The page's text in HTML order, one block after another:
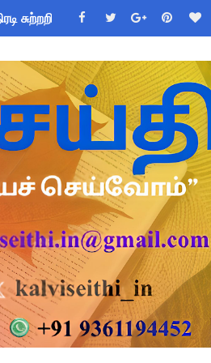
சுற்றறிக்கை!
24.08.2026 அன்று
அதிரடி சுற்றறிக்கைகள் - முழு
CEO சுற்றறிக்கை
- கல்வி, வேலைவாய்ப்பு,
- தொடக்கக் கல்வித் துறை
தற்காலிக மதிப்பெண்
- புதிய திட்ட இயக்குநராக